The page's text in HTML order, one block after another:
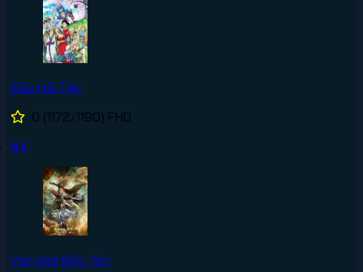
Đảo Hải Tặc
0 (1172/1190) FHD
#4
Vạn Giới Độc Tôn